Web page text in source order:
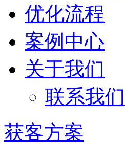
优化流程
案例中心
关于我们
联系我们
获客方案